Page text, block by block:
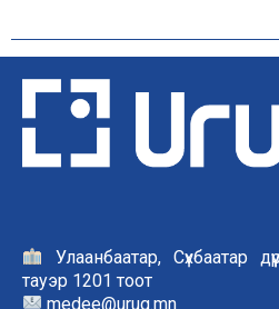
Улаанбаатар, Сүхбаатар
тауэр 1201 тоот
medee@urug.mn